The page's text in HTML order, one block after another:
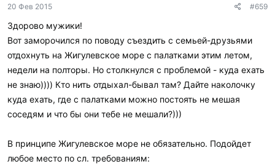
20 Фев 2015 #659
Здорово мужики!
Вот заморочился по поводу съездить с семьей-друзьями
отдохнуть на Жигулевское море с палатками этим летом,
недели на полторы. Но столкнулся с проблемой - куда ехать
не знаю)))) Кто нить отдыхал-бывал там? Дайте наколочку
куда ехать, где с палатками можно постоять не мешая
соседям и что бы они тебе не мешали?)))
В принципе Жигулевское море не обязательно. Подойдет
любое место по сл. требованиям: